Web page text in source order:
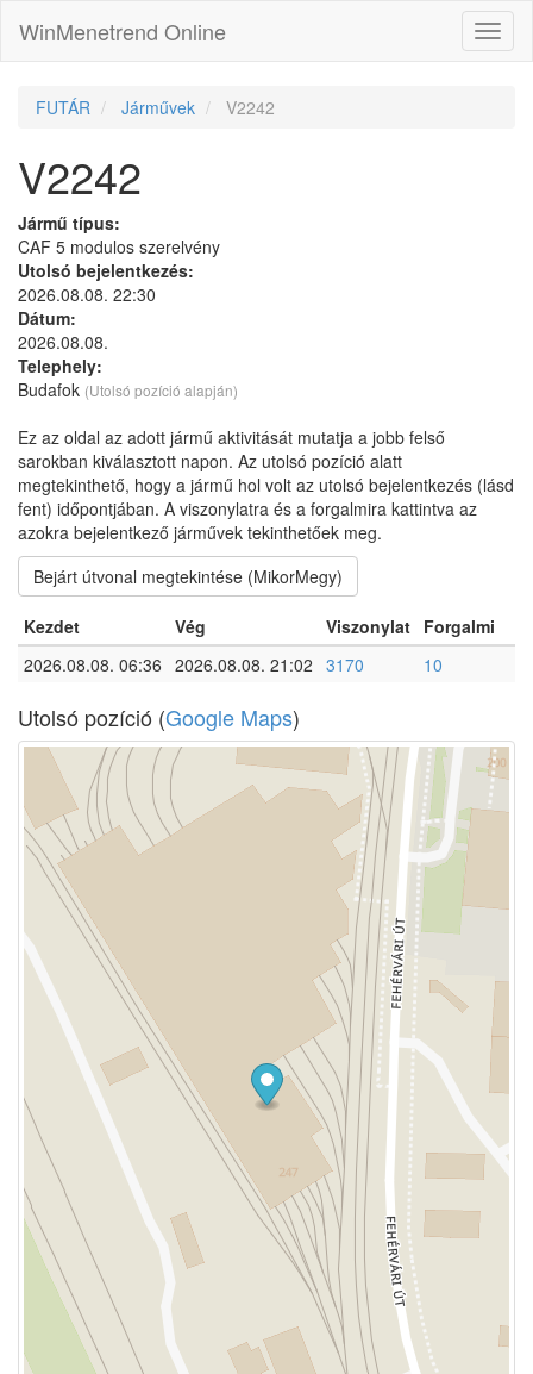
WinMenetrend Online
FUTÁR Járművek V2242
V2242
Jármű típus:
CAF 5 modulos szerelvény
Utolsó bejelentkezés:
2026.08.08. 22:30
Dátum:
2026.08.08.
Telephely:
Budafok (Utolsó pozíció alapján)
Ez az oldal az adott jármű aktivitását mutatja a jobb felső
sarokban kiválasztott napon. Az utolsó pozíció alatt
megtekinthető, hogy a jármű hol volt az utolsó bejelentkezés (lásd
fent) időpontjában. A viszonylatra és a forgalmira kattintva az
azokra bejelentkező járművek tekinthetőek meg.
Bejárt útvonal megtekintése (MikorMegy)
Kezdet Vég Viszonylat Forgalmi
2026.08.08. 06:36 2026.08.08. 21:02 3170 10
Utolsó pozíció (Google Maps)